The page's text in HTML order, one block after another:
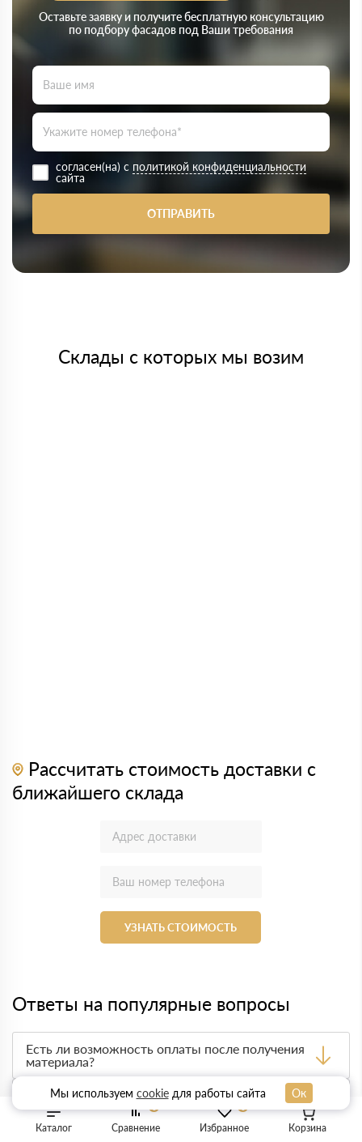
Каталог Избранное
Сравнение Корзина
Оставьте заявку и получите бесплатную консультацию
по подбору фасадов под Ваши требования
согласен(на) с политикой конфиденциальности
сайта
ОТПРАВИТЬ
Склады с которых мы возим
Рассчитать стоимость доставки с
ближайшего склада
УЗНАТЬ СТОИМОСТЬ
Ответы на популярные вопросы
Есть ли возможность оплаты после получения
материала?
Да. Самый распространенный способ оплаты у нас -
оплата по факту получения товара. При этом, если
доставленный товар был ненадлежащего качества, то
Вы вправе от него отказаться.
Какую документацию Вы предоставляете?
С каждой товарной позицией мы предоставляем все
Мы используем cookieдля работы сайта Ок